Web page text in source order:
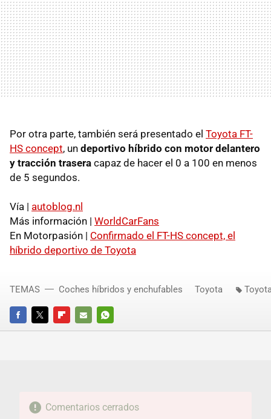
Por otra parte, también será presentado el Toyota FT-
HS concept, un deportivo híbrido con motor delantero
y tracción trasera capaz de hacer el 0 a 100 en menos
de 5 segundos.
Vía | autoblog.nl
Más información | WorldCarFans
En Motorpasión | Confirmado el FT-HS concept, el
híbrido deportivo de Toyota
FACEBOOKTWITTERFLIPBOARD
E-
WHATSAPP
TEMAS Coches híbridos y enchufables Toyota
Comentarios cerrados